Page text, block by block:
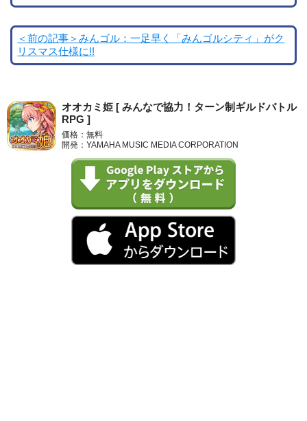
＜前の記事＞みんゴル：一足早く「みんゴルシティ」がク
リスマス仕様に!!
オオカミ姫 [ みんなで協力！ターン制ギルドバトル
RPG ]
価格：無料
開発：YAMAHA MUSIC MEDIA CORPORATION